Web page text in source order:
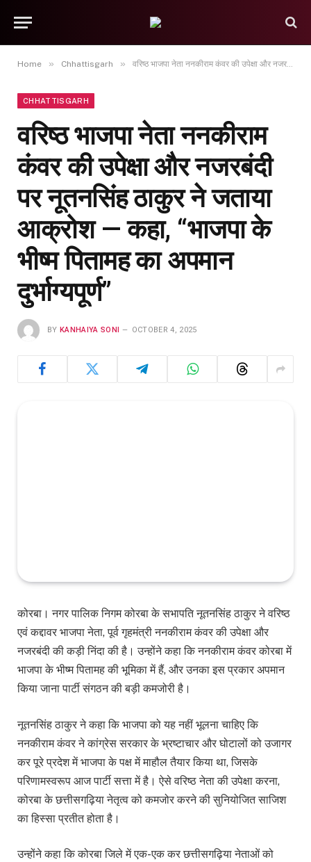
Home » Chhattisgarh » वरिष्ठ भाजपा नेता ननकीराम कंवर की उपेक्षा और नजरबंदी पर नूतनसिंह ठाकुर ने जताया आक्रोश — कहा, “भाजपा के भीष्म पितामह का अपमान दुर्भाग्यपूर्ण”
CHHATTISGARH
वरिष्ठ भाजपा नेता ननकीराम
कंवर की उपेक्षा और नजरबंदी
पर नूतनसिंह ठाकुर ने जताया
आक्रोश — कहा, “भाजपा के
भीष्म पितामह का अपमान
दुर्भाग्यपूर्ण”
BY KANHAIYA SONI OCTOBER 4, 2025
कोरबा। नगर पालिक निगम कोरबा के सभापति नूतनसिंह ठाकुर ने वरिष्ठ
एवं कद्दावर भाजपा नेता, पूर्व गृहमंत्री ननकीराम कंवर की उपेक्षा और
नजरबंदी की कड़ी निंदा की है। उन्होंने कहा कि ननकीराम कंवर कोरबा में
भाजपा के भीष्म पितामह की भूमिका में हैं, और उनका इस प्रकार अपमान
किया जाना पार्टी संगठन की बड़ी कमजोरी है।
नूतनसिंह ठाकुर ने कहा कि भाजपा को यह नहीं भूलना चाहिए कि
ननकीराम कंवर ने कांग्रेस सरकार के भ्रष्टाचार और घोटालों को उजागर
कर पूरे प्रदेश में भाजपा के पक्ष में माहौल तैयार किया था, जिसके
परिणामस्वरूप आज पार्टी सत्ता में है। ऐसे वरिष्ठ नेता की उपेक्षा करना,
कोरबा के छत्तीसगढ़िया नेतृत्व को कमजोर करने की सुनियोजित साजिश
का हिस्सा प्रतीत होता है।
उन्होंने कहा कि कोरबा जिले में एक-एक कर छत्तीसगढ़िया नेताओं को